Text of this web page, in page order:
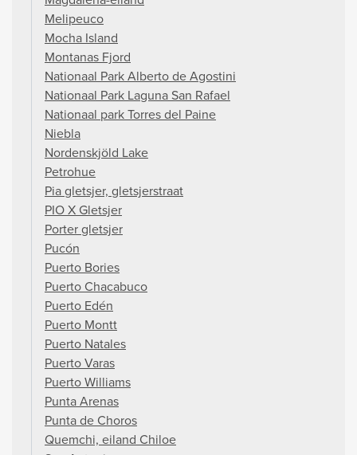
Melipeuco
Mocha Island
Montanas Fjord
Nationaal Park Alberto de Agostini
Nationaal Park Laguna San Rafael
Nationaal park Torres del Paine
Niebla
Nordenskjöld Lake
Petrohue
Pia gletsjer, gletsjerstraat
PIO X Gletsjer
Porter gletsjer
Pucón
Puerto Bories
Puerto Chacabuco
Puerto Edén
Puerto Montt
Puerto Natales
Puerto Varas
Puerto Williams
Punta Arenas
Punta de Choros
Quemchi, eiland Chiloe